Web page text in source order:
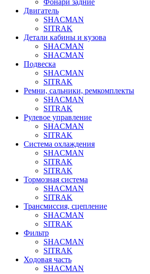
Фонари задние
Двигатель
SHACMAN
SITRAK
Детали кабины и кузова
SHACMAN
SHACMAN
Подвеска
SHACMAN
SITRAK
Ремни, сальники, ремкомплекты
SHACMAN
SITRAK
Рулевое управление
SHACMAN
SITRAK
Система охлаждения
SHACMAN
SITRAK
SITRAK
Тормозная система
SHACMAN
SITRAK
Трансмиссия, сцепление
SHACMAN
SITRAK
Фильтр
SHACMAN
SITRAK
Ходовая часть
SHACMAN